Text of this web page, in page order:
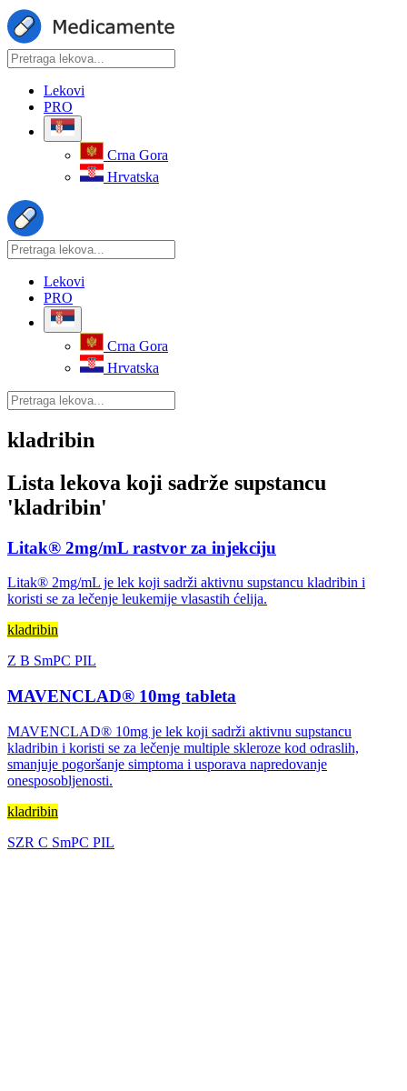
Lekovi
PRO
Crna Gora
Hrvatska
Lekovi
PRO
Crna Gora
Hrvatska
kladribin
Lista lekova koji sadrže supstancu
'kladribin'
Litak® 2mg/mL rastvor za injekciju
Litak® 2mg/mL je lek koji sadrži aktivnu supstancu kladribin i
koristi se za lečenje leukemije vlasastih ćelija.
kladribin
Z B SmPC PIL
MAVENCLAD® 10mg tableta
MAVENCLAD® 10mg je lek koji sadrži aktivnu supstancu
kladribin i koristi se za lečenje multiple skleroze kod odraslih,
smanjuje pogoršanje simptoma i usporava napredovanje
onesposobljenosti.
kladribin
SZR C SmPC PIL